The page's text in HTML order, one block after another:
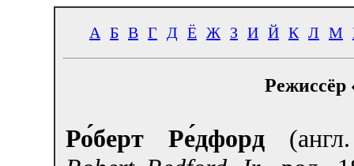
А Б В Г Д Ё Ж З И Й К Л М
Режиссёр
Ро́берт Ре́дфорд